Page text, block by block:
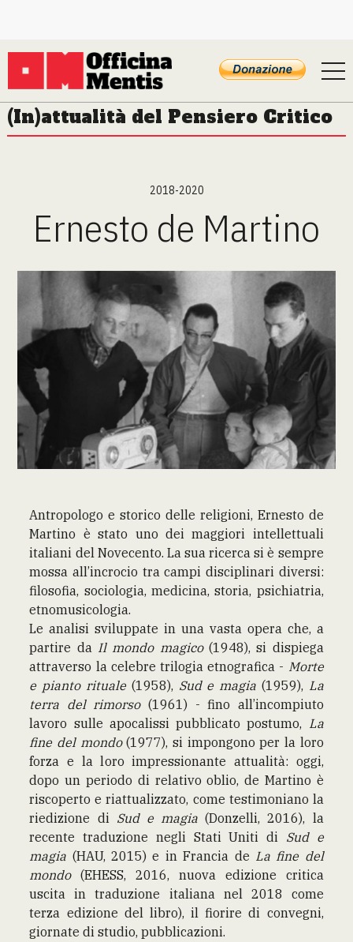
(In)attualità del Pensiero Critico
2018-2020
Ernesto de Martino
Antropologo e storico delle religioni, Ernesto de
Martino è stato uno dei maggiori intellettuali
italiani del Novecento. La sua ricerca si è sempre
mossa all’incrocio tra campi disciplinari diversi:
filosofia, sociologia, medicina, storia, psichiatria,
etnomusicologia.
Le analisi sviluppate in una vasta opera che, a
partire da Il mondo magico (1948), si dispiega
attraverso la celebre trilogia etnografica - Morte
e pianto rituale(1958), Sud e magia (1959), La
terra del rimorso(1961) - fino all’incompiuto
lavoro sulle apocalissi pubblicato postumo, La
fine del mondo(1977), si impongono per la loro
forza e la loro impressionante attualità: oggi,
dopo un periodo di relativo oblio, de Martino è
riscoperto e riattualizzato, come testimoniano la
riedizione di Sud e magia (Donzelli, 2016), la
recente traduzione negli Stati Uniti di Sud e
magia (HAU, 2015) e in Francia de La fine del
mondo(EHESS, 2016, nuova edizione critica
uscita in traduzione italiana nel 2018 come
terza edizione del libro), il fiorire di convegni,
giornate di studio, pubblicazioni.